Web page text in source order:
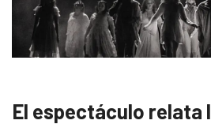
El espectáculo relata